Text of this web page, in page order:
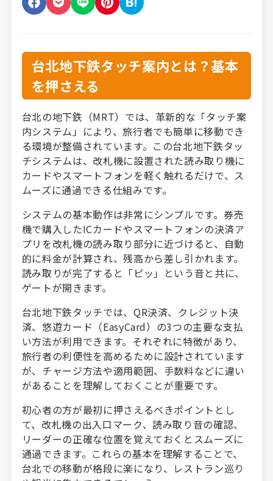
台北地下鉄タッチ案内とは？基本
を押さえる
台北の地下鉄（MRT）では、革新的な「タッチ案
内システム」により、旅行者でも簡単に移動でき
る環境が整備されています。この台北地下鉄タッ
チシステムは、改札機に設置された読み取り機に
カードやスマートフォンを軽く触れるだけで、ス
ムーズに通過できる仕組みです。
システムの基本動作は非常にシンプルです。券売
機で購入したICカードやスマートフォンの決済ア
プリを改札機の読み取り部分に近づけると、自動
的に料金が計算され、残高から差し引かれます。
読み取りが完了すると「ピッ」という音と共に、
ゲートが開きます。
台北地下鉄タッチでは、QR決済、クレジット決
済、悠遊カード（EasyCard）の3つの主要な支払
い方法が利用できます。それぞれに特徴があり、
旅行者の利便性を高めるために設計されています
が、チャージ方法や適用範囲、手数料などに違い
があることを理解しておくことが重要です。
初心者の方が最初に押さえるべきポイントとし
て、改札機の出入口マーク、読み取り音の確認、
リーダーの正確な位置を覚えておくとスムーズに
通過できます。これらの基本を理解することで、
台北での移動が格段に楽になり、レストラン巡り